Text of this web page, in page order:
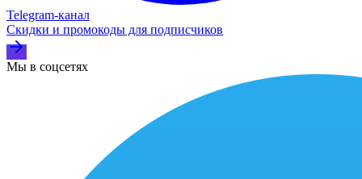
Telegram‑канал
Скидки и промокоды для подписчиков
Мы в соцсетях